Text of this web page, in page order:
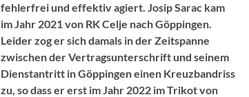
fehlerfrei und effektiv agiert. Josip Sarac kam
im Jahr 2021 von RK Celje nach Göppingen.
Leider zog er sich damals in der Zeitspanne
zwischen der Vertragsunterschrift und seinem
Dienstantritt in Göppingen einen Kreuzbandriss
zu, so dass er erst im Jahr 2022 im Trikot von